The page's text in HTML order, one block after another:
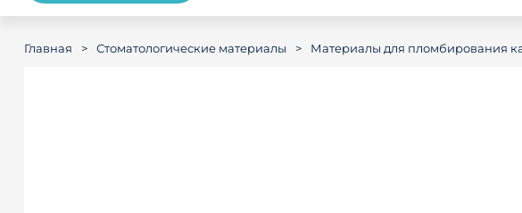
Главная > Стоматологические материалы > Материалы для пломбирования